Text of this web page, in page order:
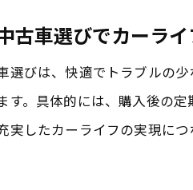
古車選びでカーラ
選びは、快適でトラブルの
す。具体的には、購入後の
実したカーライフの実現につ